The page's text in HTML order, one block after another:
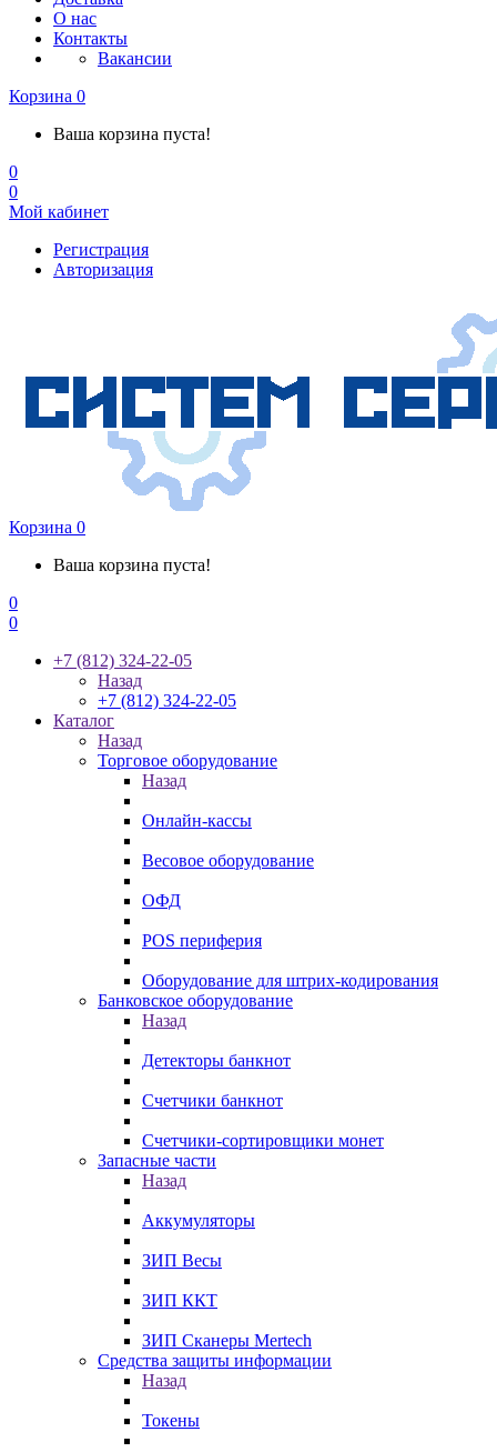
О нас
Контакты
Вакансии
Корзина 0
Ваша корзина пуста!
0
0
Мой кабинет
Регистрация
Авторизация
Корзина 0
Ваша корзина пуста!
0
0
+7 (812) 324-22-05
Назад
+7 (812) 324-22-05
Каталог
Назад
Торговое оборудование
Назад
Онлайн-кассы
Весовое оборудование
ОФД
POS периферия
Оборудование для штрих-кодирования
Банковское оборудование
Назад
Детекторы банкнот
Счетчики банкнот
Счетчики-сортировщики монет
Запасные части
Назад
Аккумуляторы
ЗИП Весы
ЗИП ККТ
ЗИП Сканеры Mertech
Средства защиты информации
Назад
Токены